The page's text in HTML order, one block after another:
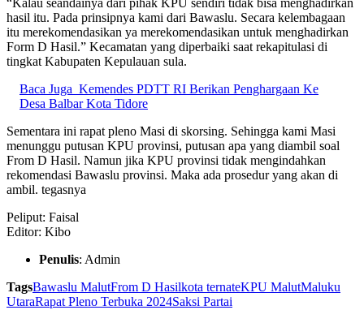
“Kalau seandainya dari pihak KPU sendiri tidak bisa menghadirkan
hasil itu. Pada prinsipnya kami dari Bawaslu. Secara kelembagaan
itu merekomendasikan ya merekomendasikan untuk menghadirkan
Form D Hasil.” Kecamatan yang diperbaiki saat rekapitulasi di
tingkat Kabupaten Kepulauan sula.
Baca Juga Kemendes PDTT RI Berikan Penghargaan Ke
Desa Balbar Kota Tidore
Sementara ini rapat pleno Masi di skorsing. Sehingga kami Masi
menunggu putusan KPU provinsi, putusan apa yang diambil soal
From D Hasil. Namun jika KPU provinsi tidak mengindahkan
rekomendasi Bawaslu provinsi. Maka ada prosedur yang akan di
ambil. tegasnya
Peliput: Faisal
Editor: Kibo
Penulis: Admin
TagsBawaslu MalutFrom D Hasilkota ternateKPU MalutMaluku
UtaraRapat Pleno Terbuka 2024Saksi Partai